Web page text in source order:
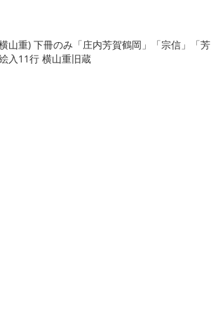
山重) 下冊のみ「庄内芳賀鶴岡」「宗信」「
入11行 横山重旧蔵